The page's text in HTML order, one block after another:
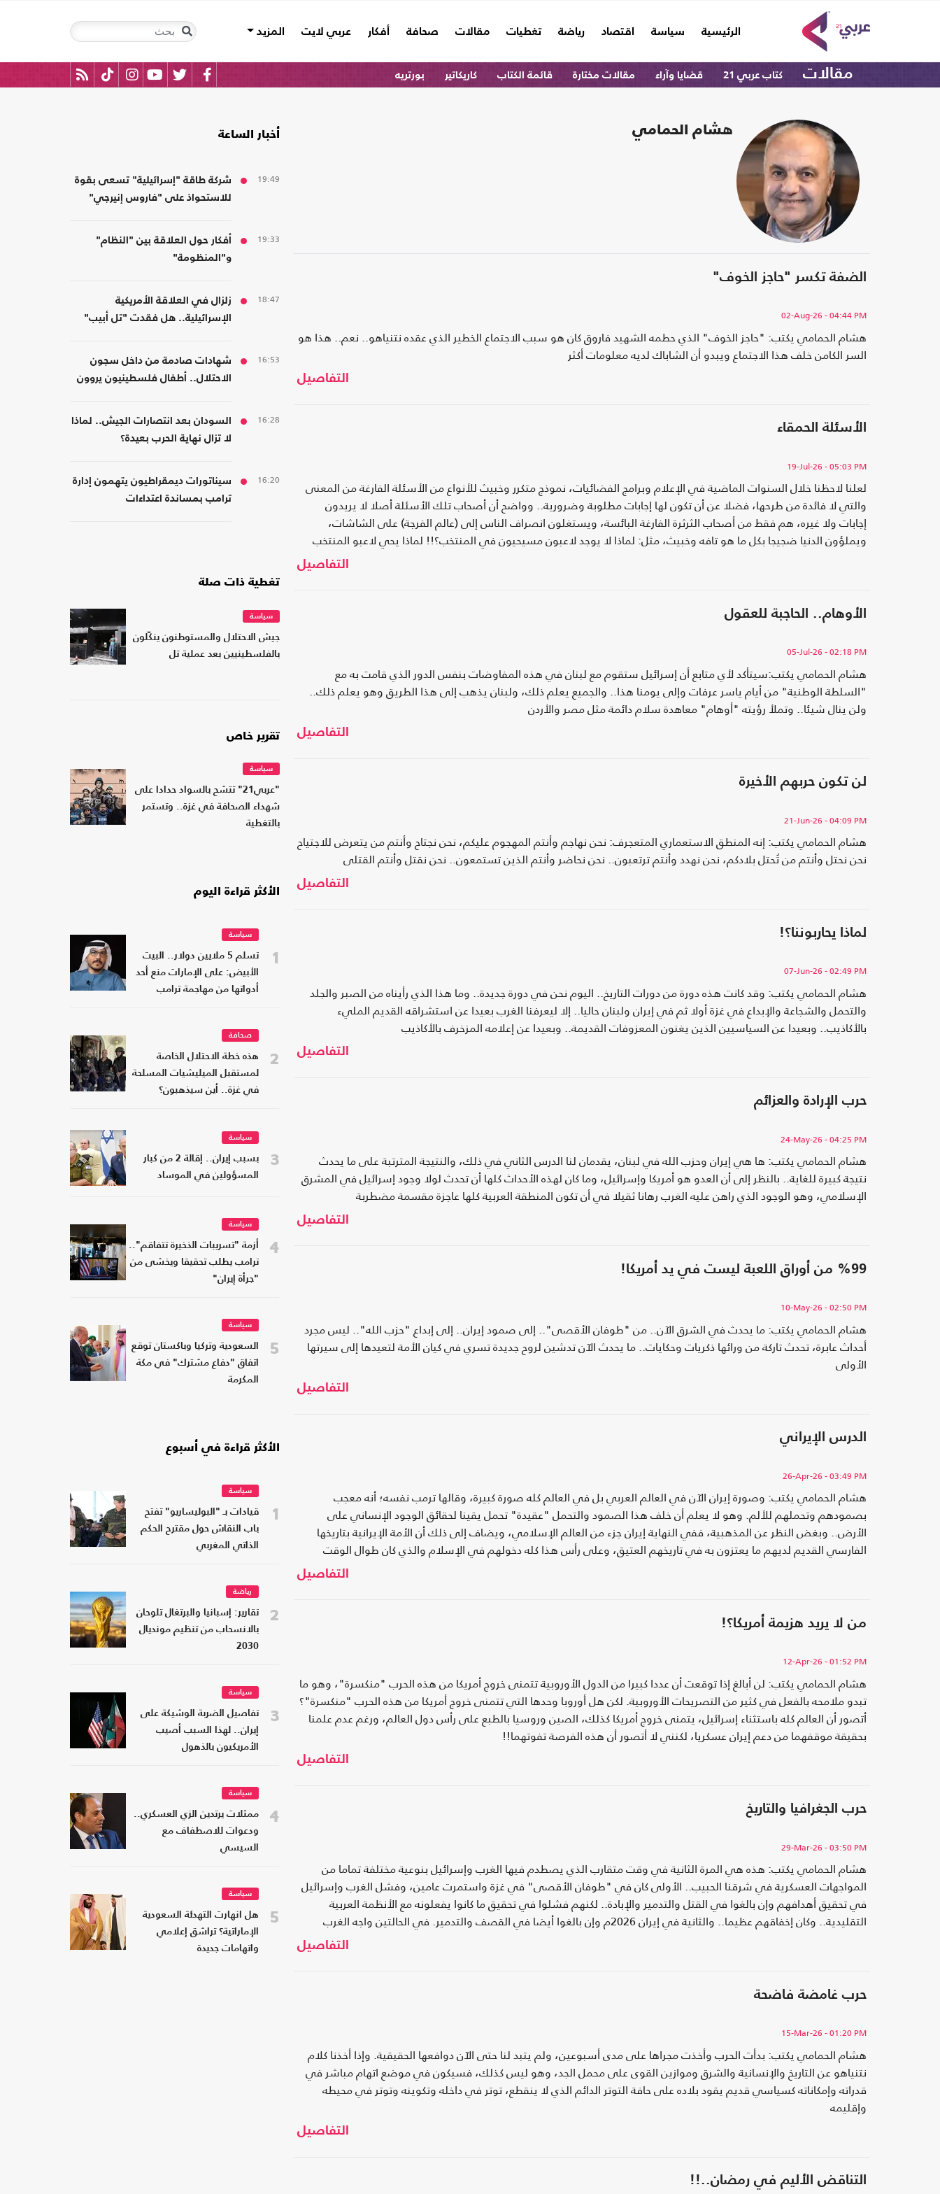
الرئيسية
(current) سياسة اقتصاد رياضة تغطيات مقالات صحافة أفكار عربي لايت المزيد
مقالات كتاب عربي 21 قضايا وآراء مقالات مختارة قائمة الكتاب كاريكاتير بورتريه
هشام الحمامي
الضفة تكسر "حاجز الخوف"
02-Aug-26 - 04:44 PM
هشام الحمامي يكتب: "حاجز الخوف" الذي حطمه الشهيد فاروق كان هو سبب الاجتماع الخطير الذي عقده نتنياهو.. نعم.. هذا هو
السر الكامن خلف هذا الاجتماع ويبدو أن الشاباك لديه معلومات أكثر
التفاصيل
الأسئلة الحمقاء
19-Jul-26 - 05:03 PM
لعلنا لاحظنا خلال السنوات الماضية في الإعلام وبرامج الفضائيات، نموذج متكرر وخبيث للأنواع من الأسئلة الفارغة من المعنى
والتي لا فائدة من طرحها، فضلا عن أن تكون لها إجابات مطلوبة وضرورية.. وواضح أن أصحاب تلك الأسئلة أصلا لا يريدون
إجابات ولا غيره، هم فقط من أصحاب الثرثرة الفارغة البائسة، ويستغلون انصراف الناس إلى (عالم الفرجة) على الشاشات،
ويملؤون الدنيا ضجيجا بكل ما هو تافه وخبيث، مثل: لماذا لا يوجد لاعبون مسيحيون في المنتخب؟!! لماذا يحي لاعبو المنتخب
التفاصيل
الأوهام.. الحاجبة للعقول
05-Jul-26 - 02:18 PM
هشام الحمامي يكتب:سيتأكد لأي متابع أن إسرائيل ستقوم مع لبنان في هذه المفاوضات بنفس الدور الذي قامت به مع
"السلطة الوطنية" من أيام ياسر عرفات وإلى يومنا هذا.. والجميع يعلم ذلك، ولبنان يذهب إلى هذا الطريق وهو يعلم ذلك..
ولن ينال شيئا.. وتملأ رؤيته "أوهام" معاهدة سلام دائمة مثل مصر والأردن
التفاصيل
لن تكون حربهم الأخيرة
21-Jun-26 - 04:09 PM
هشام الحمامي يكتب: إنه المنطق الاستعماري المتعجرف: نحن نهاجم وأنتم المهجوم عليكم، نحن نجتاح وأنتم من يتعرض للاجتياح
نحن نحتل وأنتم من تُحتل بلادكم، نحن نهدد وأنتم ترتعبون.. نحن نحاضر وأنتم الذين تستمعون.. نحن نقتل وأنتم القتلى
التفاصيل
لماذا يحاربوننا؟!
07-Jun-26 - 02:49 PM
هشام الحمامي يكتب: وقد كانت هذه دورة من دورات التاريخ.. اليوم نحن في دورة جديدة.. وما هذا الذي رأيناه من الصبر والجلد
والتحمل والشجاعة والإبداع في غزة أولا ثم في إيران ولبنان حاليا.. إلا ليعرفنا الغرب بعيدا عن استشراقه القديم المليء
بالأكاذيب.. وبعيدا عن السياسيين الذين يغنون المعزوفات القديمة.. وبعيدا عن إعلامه المزخرف بالأكاذيب
التفاصيل
حرب الإرادة والعزائم
24-May-26 - 04:25 PM
هشام الحمامي يكتب: ها هي إيران وحزب الله في لبنان، يقدمان لنا الدرس الثاني في ذلك، والنتيجة المترتبة على ما يحدث
نتيجة كبيرة للغاية.. بالنظر إلى أن العدو هو أمريكا وإسرائيل، وما كان لهذه الأحداث كلها أن تحدث لولا وجود إسرائيل في المشرق
الإسلامي، وهو الوجود الذي راهن عليه الغرب رهانا ثقيلا في أن تكون المنطقة العربية كلها عاجزة مقسمة مضطربة
التفاصيل
%99 من أوراق اللعبة ليست في يد أمريكا!
10-May-26 - 02:50 PM
هشام الحمامي يكتب: ما يحدث في الشرق الآن.. من "طوفان الأقصى".. إلى صمود إيران.. إلى إبداع "حزب الله".. ليس مجرد
أحداث عابرة، تحدث تاركة من ورائها ذكريات وحكايات.. ما يحدث الآن تدشين لروح جديدة تسري في كيان الأمة لتعيدها إلى سيرتها
الأولى
التفاصيل
الدرس الإيراني
26-Apr-26 - 03:49 PM
هشام الحمامي يكتب: وصورة إيران الآن في العالم العربي بل في العالم كله صورة كبيرة، وقالها ترمب نفسه؛ أنه معجب
بصمودهم وتحملهم للألم. وهو لا يعلم أن خلف هذا الصمود والتحمل "عقيدة" تحمل يقينا لحقائق الوجود الإنساني على
الأرض.. وبغض النظر عن المذهبية، ففي النهاية إيران جزء من العالم الإسلامي، ويضاف إلى ذلك أن الأمة الإيرانية بتاريخها
الفارسي القديم لديهم ما يعتزون به في تاريخهم العتيق، وعلى رأس هذا كله دخولهم في الإسلام والذي كان طوال الوقت
التفاصيل
من لا يريد هزيمة أمريكا؟!
12-Apr-26 - 01:52 PM
هشام الحمامي يكتب: لن أبالغ إذا توقعت أن عددا كبيرا من الدول الأوروبية تتمنى خروج أمريكا من هذه الحرب "منكسرة"، وهو ما
تبدو ملامحه بالفعل في كثير من التصريحات الأوروبية. لكن هل أوروبا وحدها التي تتمنى خروج أمريكا من هذه الحرب "منكسرة"؟
أتصور أن العالم كله باستثناء إسرائيل، يتمنى خروج أمريكا كذلك، الصين وروسيا بالطبع على رأس دول العالم، ورغم عدم علمنا
بحقيقة موقفهما من دعم إيران عسكريا، لكنني لا أتصور أن هذه الفرصة تفوتهما!!
التفاصيل
حرب الجغرافيا والتاريخ
29-Mar-26 - 03:50 PM
هشام الحمامي يكتب: هذه هي المرة الثانية في وقت متقارب الذي يصطدم فيها الغرب وإسرائيل بنوعية مختلفة تماما من
المواجهات العسكرية في شرقنا الحبيب.. الأولى كان في "طوفان الأقصى" في غزة واستمرت عامين، وفشل الغرب وإسرائيل
في تحقيق أهدافهم وإن بالغوا في القتل والتدمير والإبادة.. لكنهم فشلوا في تحقيق ما كانوا يفعلونه مع الأنظمة العربية
التقليدية.. وكان إخفاقهم عظيما.. والثانية في إيران 2026م وإن بالغوا أيضا في القصف والتدمير. في الحالتين واجه الغرب
التفاصيل
حرب غامضة فاضحة
15-Mar-26 - 01:20 PM
هشام الحمامي يكتب: بدأت الحرب وأخذت مجراها على مدى أسبوعين، ولم يتبد لنا حتى الآن دوافعها الحقيقية. وإذا أخذنا كلام
نتنياهو عن التاريخ والإنسانية والشرق وموازين القوى على محمل الجد، وهو ليس كذلك، فسيكون في موضع اتهام مباشر في
قدراته وإمكاناته كسياسي قديم يقود بلاده على حافة التوتر الدائم الذي لا ينقطع، توتر في داخله وتكوينه وتوتر في محيطه
وإقليمه
التفاصيل
التناقض الأليم في رمضان..!!
أخبار الساعة
19:49
شركة طاقة "إسرائيلية" تسعى بقوة
للاستحواذ على "فاروس إنيرجي"
19:33
أفكار حول العلاقة بين "النظام"
و"المنظومة"
18:47
زلزال في العلاقة الأمريكية
الإسرائيلية.. هل فقدت "تل أبيب"
16:53
شهادات صادمة من داخل سجون
الاحتلال.. أطفال فلسطينيون يروون
16:28
السودان بعد انتصارات الجيش.. لماذا
لا تزال نهاية الحرب بعيدة؟
16:20
سيناتورات ديمقراطيون يتهمون إدارة
ترامب بمساندة اعتداءات
تغطية ذات صلة
سياسة
جيش الاحتلال والمستوطنون ينكّلون
بالفلسطينيين بعد عملية تل
تقرير خاص
سياسة
"عربي21" تتشح بالسواد حدادا على
شهداء الصحافة في غزة.. وتستمر
بالتغطية
الأكثر قراءة اليوم
1
سياسة
تسلم 5 ملايين دولار.. البيت
الأبيض: على الإمارات منع أحد
أدواتها من مهاجمة ترامب
2
صحافة
هذه خطة الاحتلال الخاصة
لمستقبل الميليشيات المسلحة
في غزة.. أين سيذهبون؟
3
سياسة
بسبب إيران.. إقالة 2 من كبار
المسؤولين في الموساد
4
سياسة
أزمة "تسريبات الذخيرة تتفاقم"..
ترامب يطلب تحقيقا ويخشى من
"جرأة إيران"
5
سياسة
السعودية وتركيا وباكستان توقع
اتفاق "دفاع مشترك" في مكة
المكرمة
الأكثر قراءة في أسبوع
1
سياسة
قيادات بـ "البوليساريو" تفتح
باب النقاش حول مقترح الحكم
الذاتي المغربي
2
رياضة
تقارير: إسبانيا والبرتغال تلوحان
بالانسحاب من تنظيم مونديال
2030
3
سياسة
تفاصيل الضربة الوشيكة على
إيران.. لهذا السبب أصيب
الأمريكيون بالذهول
4
سياسة
ممثلات يرتدين الزي العسكري..
ودعوات للاصطفاف مع
السيسي
5
سياسة
هل انهارت التهدئة السعودية
الإماراتية؟ تراشق إعلامي
واتهامات جديدة